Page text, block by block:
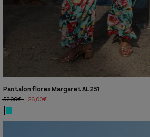
Pantalón flores Margaret AL251
52,00€
26,00€